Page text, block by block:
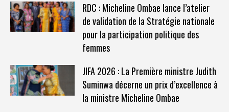
RDC : Micheline Ombae lance l’atelier
de validation de la Stratégie nationale
pour la participation politique des
femmes
JIFA 2026 : La Première ministre Judith
Suminwa décerne un prix d’excellence à
la ministre Micheline Ombae